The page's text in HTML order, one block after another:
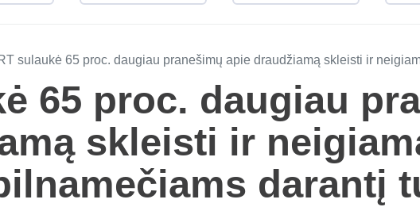
sulaukė 65 proc. daugiau pranešimų apie draudžiamą skleisti ir
65 proc. daugiau
skleisti ir
darantį